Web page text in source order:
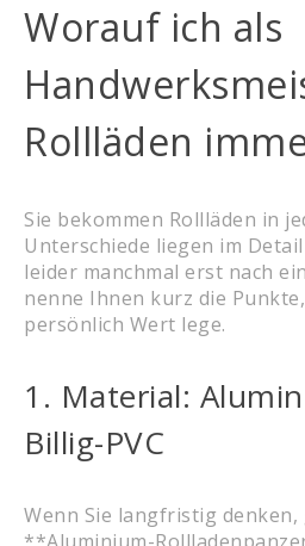
Worauf ich als
Rollläden
Sie bekommen Rollläden in
Unterschiede liegen im
leider manchmal erst nach
nenne Ihnen kurz die
persönlich Wert lege.
1. Material:
Billig-PVC
Wenn Sie langfristig denken,